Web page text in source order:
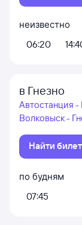
неизвестно
06:20
в Гнезно
Автостанция -
Волковыск -
Найти
по будням
07:45